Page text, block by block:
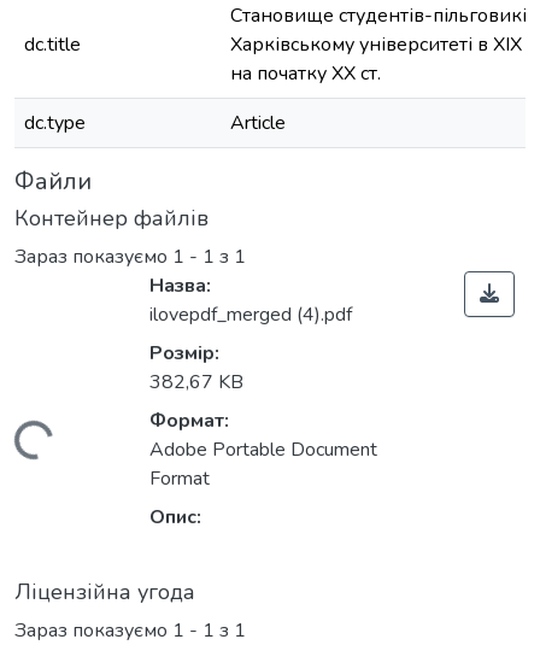
dc.title
Становище студентів-
Харківському університеті в XIX
на початку XX ст.
dc.type
Article
Файли
Контейнер файлів
Зараз показуємо 1 - 1 з 1
Назва:
ilovepdf_merged (4).pdf
Розмір:
382,67 KB
Формат:
Adobe Portable Document
Format
Опис:
Ліцензійна угода
Зараз показуємо 1 - 1 з 1